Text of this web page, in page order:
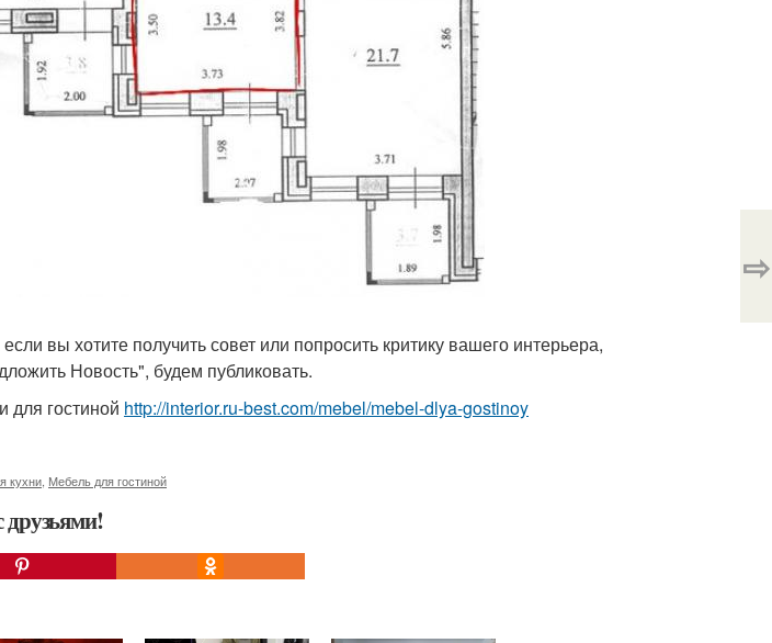
вы хотите получить совет или попросить критику вашего интерьера,
Новость", будем публиковать.
для гостиной http://interior.ru-best.com/mebel/mebel-dlya-gostinoy
кухни Мебель для гостиной
друзьями!
⇨